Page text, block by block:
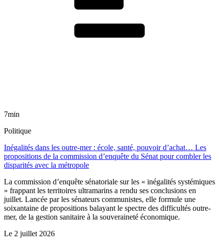
7min
Politique
Inégalités dans les outre-mer : école, santé, pouvoir d’achat… Les
propositions de la commission d’enquête du Sénat pour combler les
disparités avec la métropole
La commission d’enquête sénatoriale sur les « inégalités systémiques
» frappant les territoires ultramarins a rendu ses conclusions en
juillet. Lancée par les sénateurs communistes, elle formule une
soixantaine de propositions balayant le spectre des difficultés outre-
mer, de la gestion sanitaire à la souveraineté économique.
Le 2 juillet 2026